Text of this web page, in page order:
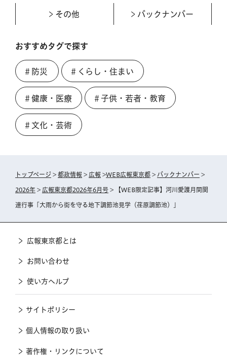
その他 バックナンバー
おすすめタグで探す
＃防災 ＃くらし・住まい
＃健康・医療 ＃子供・若者・教育
＃文化・芸術
トップページ > 都政情報 > 広報 >WEB広報東京都 > バックナンバー >
2026年 > 広報東京都2026年6月号 > 【WEB限定記事】河川愛護月間関
連行事「大雨から街を守る地下調節池見学（荏原調節池）」
広報東京都とは
お問い合わせ
使い方ヘルプ
サイトポリシー
個人情報の取り扱い
著作権・リンクについて